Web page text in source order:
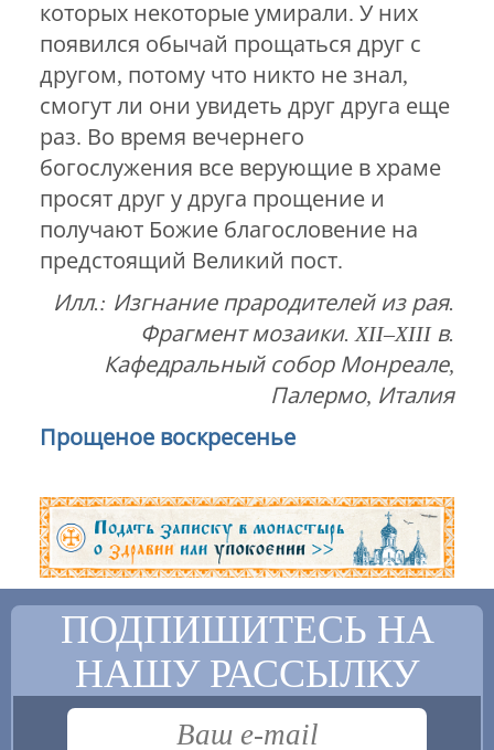
которых некоторые умирали. У них
появился обычай прощаться друг с
другом, потому что никто не знал,
смогут ли они увидеть друг друга еще
раз. Во время вечернего
богослужения все верующие в храме
просят друг у друга прощение и
получают Божие благословение на
предстоящий Великий пост.
Илл.: Изгнание прародителей из рая.
Фрагмент мозаики. XII–XIII в.
Кафедральный собор Монреале,
Палермо, Италия
Прощеное воскресенье
ПОДПИШИТЕСЬ НА
НАШУ РАССЫЛКУ